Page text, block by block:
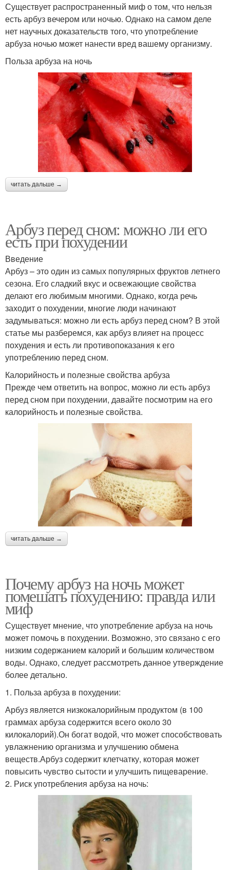
Существует распространенный миф о том, что нельзя
есть арбуз вечером или ночью. Однако на самом деле
нет научных доказательств того, что употребление
арбуза ночью может нанести вред вашему организму.
Польза арбуза на ночь
читать дальше →
Арбуз перед сном: можно ли его
есть при похудении
Введение
Арбуз – это один из самых популярных фруктов летнего
сезона. Его сладкий вкус и освежающие свойства
делают его любимым многими. Однако, когда речь
заходит о похудении, многие люди начинают
задумываться: можно ли есть арбуз перед сном? В этой
статье мы разберемся, как арбуз влияет на процесс
похудения и есть ли противопоказания к его
употреблению перед сном.
Калорийность и полезные свойства арбуза
Прежде чем ответить на вопрос, можно ли есть арбуз
перед сном при похудении, давайте посмотрим на его
калорийность и полезные свойства.
читать дальше →
Почему арбуз на ночь может
помешать похудению: правда или
миф
Существует мнение, что употребление арбуза на ночь
может помочь в похудении. Возможно, это связано с его
низким содержанием калорий и большим количеством
воды. Однако, следует рассмотреть данное утверждение
более детально.
1. Польза арбуза в похудении:
Арбуз является низкокалорийным продуктом (в 100
граммах арбуза содержится всего около 30
килокалорий).Он богат водой, что может способствовать
увлажнению организма и улучшению обмена
веществ.Арбуз содержит клетчатку, которая может
повысить чувство сытости и улучшить пищеварение.
2. Риск употребления арбуза на ночь: